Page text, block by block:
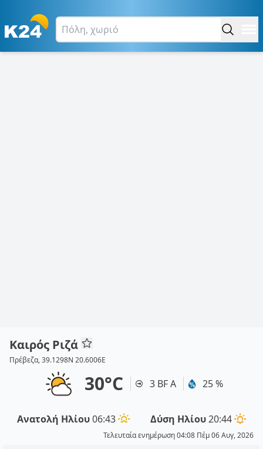
Καιρός Ριζά
Πρέβεζα, 39.1298N 20.6006E
30°C 3 BF Α 25 %
Ανατολή Ηλίου06:43 Δύση Ηλίου20:44
Τελευταία ενημέρωση 04:08 Πέμ 06 Αυγ, 2026